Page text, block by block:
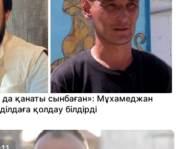
қанаты сынбаған»: Мұхамеджан
қолдау білдірді